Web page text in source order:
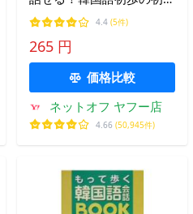
／中山義幸
4.4 (5件)
265 円
価格比較
ネットオフ ヤフー店
4.66 (50,945件)